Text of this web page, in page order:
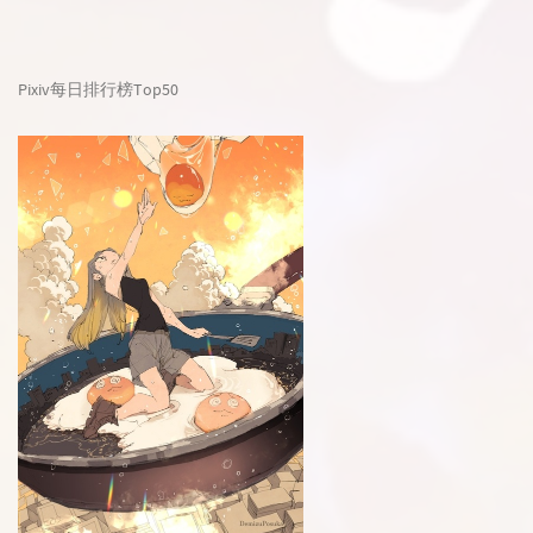
Pixiv每日排行榜Top50